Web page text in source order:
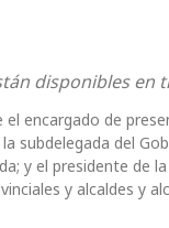
disponibles en
encargado de
subdelegada del
y el presidente de
y alcaldes y